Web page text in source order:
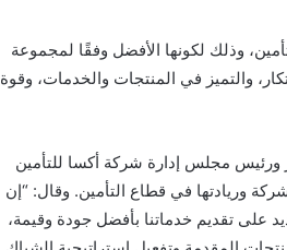
وذلك لكونها الأفضل وفقًا لمجموعة
والتميز في المنتجات والخدمات، وقوة
ورئيس مجلس إدارة شركة أكسا للتأمين
وريادتها في قطاع التأمين. وقال: “إن
على تقديم خدماتنا بأفضل جودة وقيمة،